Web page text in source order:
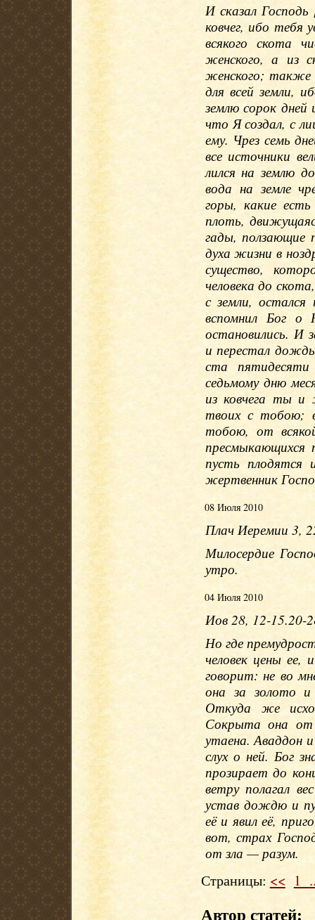
И сказал
ковчег, ибо тебя
всякого скота
женского, а из
женского; также
для всей земли,
землю сорок дней
что Я создал, с
ему. Чрез семь
все источники
лился на землю
вода на земле
горы, какие
плоть,
гады, ползающие
духа жизни в
существо,
человека до
с земли,
вспомнил Бог
остановились. И
и перестал
ста
седьмому дню
из ковчега ты
твоих с тобою;
тобою, от
пресмыкающихся
пусть
жертвенник
08 Июля 2010
Плач Иеремии 3,
Милосердие
утро.
04 Июля 2010
Иов 28, 12-15.20-
Но где
человек цены ее,
говорит: не во
она за золото
Откуда же
Сокрыта она от
утаена. Аваддон
слух о ней. Бог
прозирает до
ветру полагал
устав дождю и
её и явил её,
вот, страх
от зла — разум.
Страницы: << 1
Автор статей: